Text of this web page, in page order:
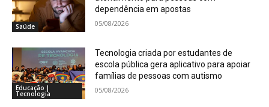
Saúde
dependência em apostas
05/08/2026
Educação |
Tecnologia
Tecnologia criada por estudantes de
escola pública gera aplicativo para apoiar
famílias de pessoas com autismo
05/08/2026